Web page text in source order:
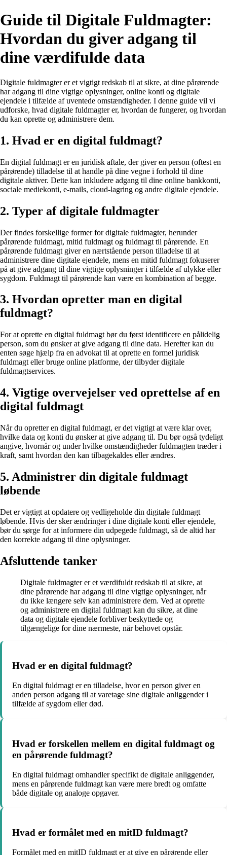
Guide til Digitale Fuldmagter:
Hvordan du giver adgang til
dine værdifulde data
Digitale fuldmagter er et vigtigt redskab til at sikre, at dine pårørende
har adgang til dine vigtige oplysninger, online konti og digitale
ejendele i tilfælde af uventede omstændigheder. I denne guide vil vi
udforske, hvad digitale fuldmagter er, hvordan de fungerer, og hvordan
du kan oprette og administrere dem.
1. Hvad er en digital fuldmagt?
En digital fuldmagt er en juridisk aftale, der giver en person (oftest en
pårørende) tilladelse til at handle på dine vegne i forhold til dine
digitale aktiver. Dette kan inkludere adgang til dine online bankkonti,
sociale mediekonti, e-mails, cloud-lagring og andre digitale ejendele.
2. Typer af digitale fuldmagter
Der findes forskellige former for digitale fuldmagter, herunder
pårørende fuldmagt, mitid fuldmagt og fuldmagt til pårørende. En
pårørende fuldmagt giver en nærtstående person tilladelse til at
administrere dine digitale ejendele, mens en mitid fuldmagt fokuserer
på at give adgang til dine vigtige oplysninger i tilfælde af ulykke eller
sygdom. Fuldmagt til pårørende kan være en kombination af begge.
3. Hvordan opretter man en digital
fuldmagt?
For at oprette en digital fuldmagt bør du først identificere en pålidelig
person, som du ønsker at give adgang til dine data. Herefter kan du
enten søge hjælp fra en advokat til at oprette en formel juridisk
fuldmagt eller bruge online platforme, der tilbyder digitale
fuldmagtservices.
4. Vigtige overvejelser ved oprettelse af en
digital fuldmagt
Når du opretter en digital fuldmagt, er det vigtigt at være klar over,
hvilke data og konti du ønsker at give adgang til. Du bør også tydeligt
angive, hvornår og under hvilke omstændigheder fuldmagten træder i
kraft, samt hvordan den kan tilbagekaldes eller ændres.
5. Administrer din digitale fuldmagt
løbende
Det er vigtigt at opdatere og vedligeholde din digitale fuldmagt
løbende. Hvis der sker ændringer i dine digitale konti eller ejendele,
bør du sørge for at informere din udpegede fuldmagt, så de altid har
den korrekte adgang til dine oplysninger.
Afsluttende tanker
Digitale fuldmagter er et værdifuldt redskab til at sikre, at
dine pårørende har adgang til dine vigtige oplysninger, når
du ikke længere selv kan administrere dem. Ved at oprette
og administrere en digital fuldmagt kan du sikre, at dine
data og digitale ejendele forbliver beskyttede og
tilgængelige for dine nærmeste, når behovet opstår.
Hvad er en digital fuldmagt?
En digital fuldmagt er en tilladelse, hvor en person giver en
anden person adgang til at varetage sine digitale anliggender i
tilfælde af sygdom eller død.
Hvad er forskellen mellem en digital fuldmagt og
en pårørende fuldmagt?
En digital fuldmagt omhandler specifikt de digitale anliggender,
mens en pårørende fuldmagt kan være mere bredt og omfatte
både digitale og analoge opgaver.
Hvad er formålet med en mitID fuldmagt?
Formålet med en mitID fuldmagt er at give en pårørende eller